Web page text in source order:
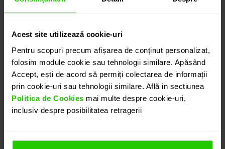
Acest site utilizează cookie-uri
Pentru scopuri precum afișarea de conținut personalizat,
folosim module cookie sau tehnologii similare. Apăsând
Accept, ești de acord să permiți colectarea de informații
prin cookie-uri sau tehnologii similare. Află in sectiunea
Politica de Cookies mai multe despre cookie-uri,
inclusiv despre posibilitatea retragerii
ADAUGĂ ÎN COȘ
PROGRAMEAZĂ O ÎNTÂLNIRE